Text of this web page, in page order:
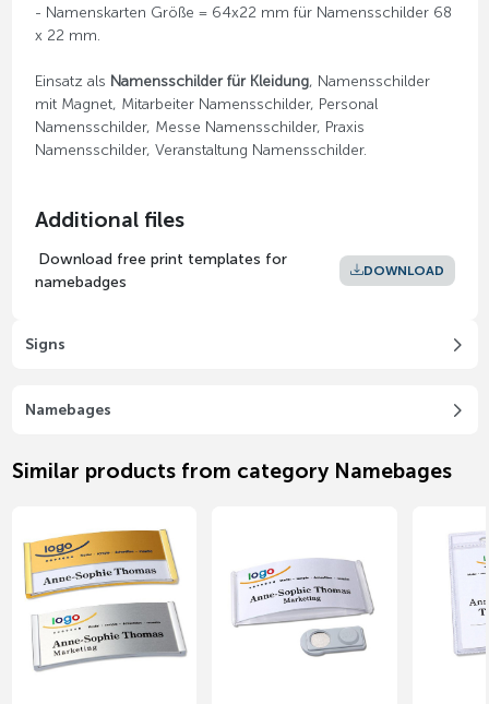
- Namenskarten Größe = 64x22 mm für Namensschilder 68
x 22 mm.
Einsatz als Namensschilder für Kleidung, Namensschilder
mit Magnet, Mitarbeiter Namensschilder, Personal
Namensschilder, Messe Namensschilder, Praxis
Namensschilder, Veranstaltung Namensschilder.
Additional files
Download free print templates for
namebadges
DOWNLOAD
Signs
Namebages
Similar products from category Namebages